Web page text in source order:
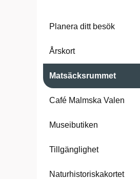
Planera ditt besök
Årskort
Matsäcksrummet
Café Malmska Valen
Museibutiken
Tillgänglighet
Naturhistoriskakortet